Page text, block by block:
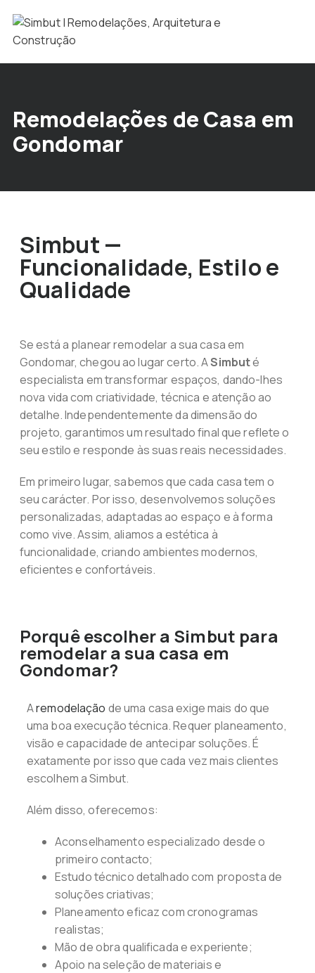
Remodelações de Casa em
Gondomar
Simbut —
Funcionalidade, Estilo e
Qualidade
Se está a planear remodelar a sua casa em
Gondomar, chegou ao lugar certo. ASimbuté
especialista em transformar espaços, dando-lhes
nova vida com criatividade, técnica e atenção ao
detalhe. Independentemente da dimensão do
projeto, garantimos um resultado final que reflete o
seu estilo e responde às suas reais necessidades.
Em primeiro lugar, sabemos que cada casa tem o
seu carácter. Por isso, desenvolvemos soluções
personalizadas, adaptadas ao espaço e à forma
como vive. Assim, aliamos a estética à
funcionalidade, criando ambientes modernos,
eficientes e confortáveis.
Porquê escolher a Simbut para
remodelar a sua casa em
Gondomar?
Aremodelação de uma casa exige mais do que
uma boa execução técnica. Requer planeamento,
visão e capacidade de antecipar soluções. É
exatamente por isso que cada vez mais clientes
escolhem a Simbut.
Além disso, oferecemos:
Aconselhamento especializado desde o
primeiro contacto;
Estudo técnico detalhado com proposta de
soluções criativas;
Planeamento eficaz com cronogramas
realistas;
Mão de obra qualificada e experiente;
Apoio na seleção de materiais e